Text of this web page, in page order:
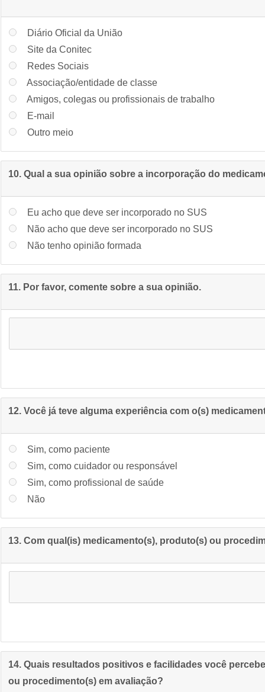
Diário Oficial da União
Site da Conitec
Redes Sociais
Associação/entidade de classe
Amigos, colegas ou profissionais de trabalho
E-mail
Outro meio
10. Qual a sua opinião sobre a incorporação do
Eu acho que deve ser incorporado no SUS
Não acho que deve ser incorporado no SUS
Não tenho opinião formada
11. Por favor, comente sobre a sua opinião.
12. Você já teve alguma experiência com o(s)
Sim, como paciente
Sim, como cuidador ou responsável
Sim, como profissional de saúde
Não
13. Com qual(is) medicamento(s), produto(s) ou
14. Quais resultados positivos e facilidades você
ou procedimento(s) em avaliação?